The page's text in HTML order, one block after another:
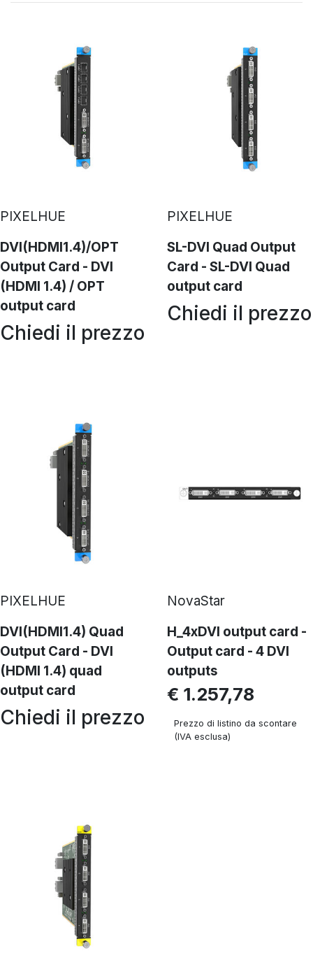
PIXELHUE
DVI(HDMI1.4)/OPT
Output Card - DVI
(HDMI 1.4) / OPT
output card
Chiedi il prezzo
PIXELHUE
SL-DVI Quad Output
Card - SL-DVI Quad
output card
Chiedi il prezzo
PIXELHUE
DVI(HDMI1.4) Quad
Output Card - DVI
(HDMI 1.4) quad
output card
Chiedi il prezzo
NovaStar
H_4xDVI output card -
Output card - 4 DVI
outputs
€ 1.257,78
Prezzo di listino da scontare
(IVA esclusa)